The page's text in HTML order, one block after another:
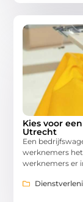
Kies voor
Utrecht
Een
werknemers
werknemers er